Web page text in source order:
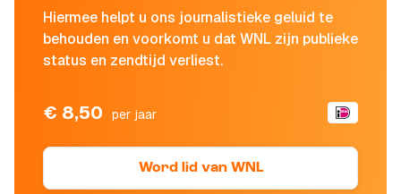
Hiermee helpt u ons journalistieke geluid te
behouden en voorkomt u dat WNL zijn publieke
status en zendtijd verliest.
€ 8,50 per jaar
Word lid van WNL